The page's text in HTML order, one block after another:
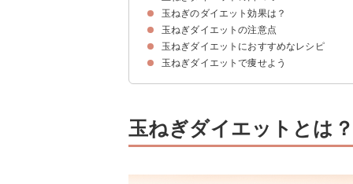
玉ねぎダイエットで痩せた口コミ
玉ねぎダイエットで痩せなかった口コミ
玉ねぎのダイエット効果は？
①基礎代謝の促進
②むくみ解消
③便秘予防
④整腸効果
⑤血行を良くし動脈硬化を防ぐ
玉ねぎダイエットの注意点
①食べ過ぎない
②玉ねぎを加熱し過ぎない
③カロリーオーバーに気をつける
④鮮度のいい玉ねぎを使う
玉ねぎダイエットにおすすめなレシピ
たまねぎとトマトのマリネ
たまねぎと鶏肉の中華風サラダ
玉ねぎと豆腐のチョレギサラダ
玉ねぎヨーグルトアボカド
丸ごと玉ねぎのスープ
玉ねぎとたっぷり野菜の豆乳味噌スープ
おろし玉ねぎの長生き味噌汁
玉ねぎダイエットで痩せよう
玉ねぎダイエットとは？